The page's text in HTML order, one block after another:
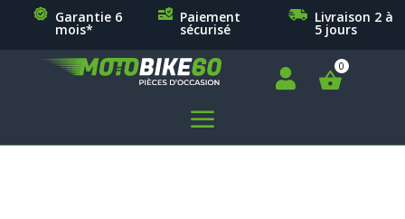
Garantie 6
mois*
Paiement
sécurisé
Livraison 2 à
5 jours

a